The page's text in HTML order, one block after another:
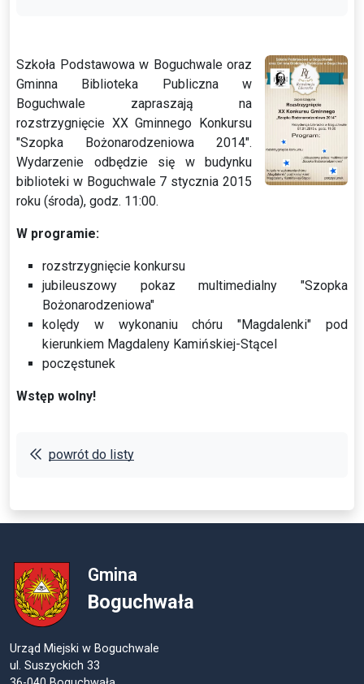
Szkoła Podstawowa w Boguchwale oraz
Gminna Biblioteka Publiczna w
Boguchwale zapraszają na
rozstrzygnięcie XX Gminnego Konkursu
"Szopka Bożonarodzeniowa 2014".
Wydarzenie odbędzie się w budynku
biblioteki w Boguchwale 7 stycznia 2015
roku (środa), godz. 11:00.
W programie:
rozstrzygnięcie konkursu
jubileuszowy pokaz multimedialny "Szopka
Bożonarodzeniowa"
kolędy w wykonaniu chóru "Magdalenki" pod
kierunkiem Magdaleny Kamińskiej-Stącel
poczęstunek
Wstęp wolny!
powrót do listy
Gmina
Boguchwała
Urząd Miejski w Boguchwale
ul. Suszyckich 33